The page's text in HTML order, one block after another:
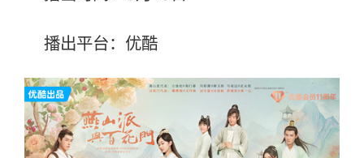
播出平台：优酷